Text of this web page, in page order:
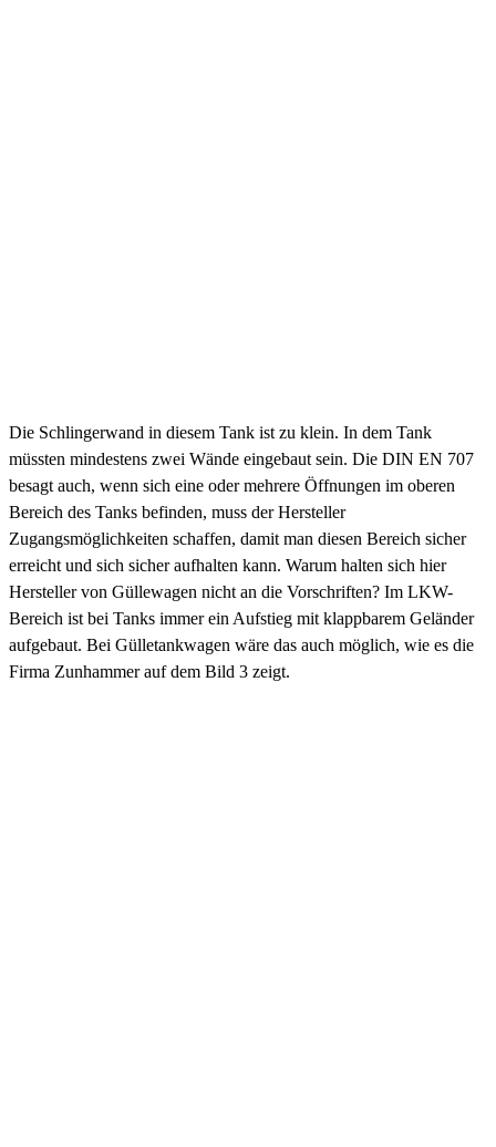
Die Schlingerwand in diesem Tank ist zu klein. In dem Tank
müssten mindestens zwei Wände eingebaut sein. Die DIN EN 707
besagt auch, wenn sich eine oder mehrere Öffnungen im oberen
Bereich des Tanks befinden, muss der Hersteller
Zugangsmöglichkeiten schaffen, damit man diesen Bereich sicher
erreicht und sich sicher aufhalten kann. Warum halten sich hier
Hersteller von Güllewagen nicht an die Vorschriften? Im LKW-
Bereich ist bei Tanks immer ein Aufstieg mit klappbarem Geländer
aufgebaut. Bei Gülletankwagen wäre das auch möglich, wie es die
Firma Zunhammer auf dem Bild 3 zeigt.